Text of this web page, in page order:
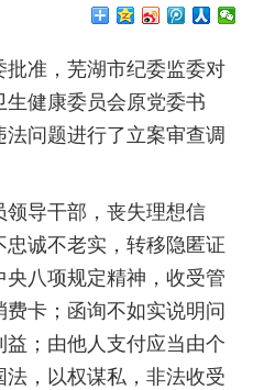
准，芜湖市纪委监委对
健康委员会原党委书
问题进行了立案审查调
导干部，丧失理想信
诚不老实，转移隐匿证
八项规定精神，收受管
卡；函询不如实说明问
；由他人支付应当由个
法，以权谋私，非法收受